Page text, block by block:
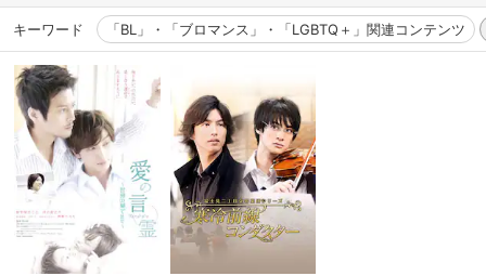
キーワード 「BL」・「ブロマンス」・「LGBTQ＋」関連コンテンツ